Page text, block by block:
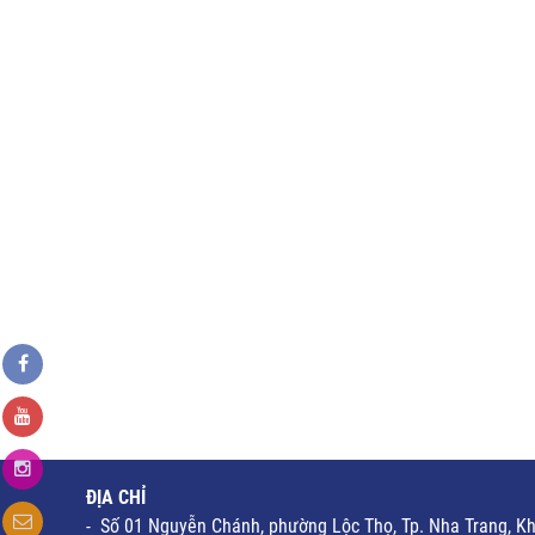
ĐỊA CHỈ
- Số 01 Nguyễn Chánh, phường Lộc Thọ, Tp. Nha Trang,